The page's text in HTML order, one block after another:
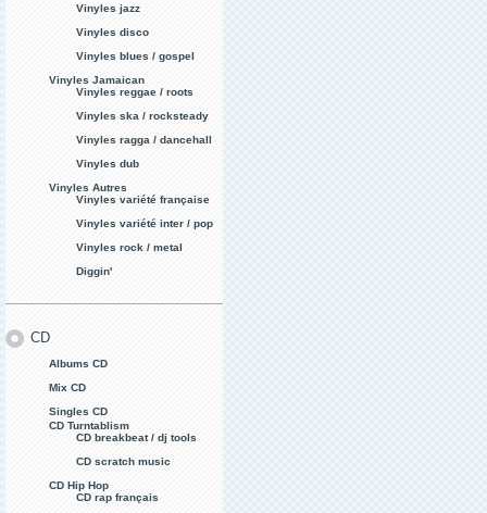
Vinyles jazz
Vinyles disco
Vinyles blues / gospel
Vinyles Jamaican
Vinyles reggae / roots
Vinyles ska / rocksteady
Vinyles ragga / dancehall
Vinyles dub
Vinyles Autres
Vinyles variété française
Vinyles variété inter / pop
Vinyles rock / metal
Diggin'
CD
Albums CD
Mix CD
Singles CD
CD Turntablism
CD breakbeat / dj tools
CD scratch music
CD Hip Hop
CD rap français